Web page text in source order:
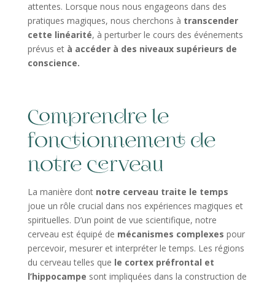
attentes. Lorsque nous nous engageons dans des
pratiques magiques, nous cherchons à transcender
cette linéarité, à perturber le cours des événements
prévus et à accéder à des niveaux supérieurs de
conscience.
Comprendre le
fonctionnement de
notre cerveau
La manière dont notre cerveau traite le temps
joue un rôle crucial dans nos expériences magiques et
spirituelles. D’un point de vue scientifique, notre
cerveau est équipé de mécanismes complexes pour
percevoir, mesurer et interpréter le temps. Les régions
du cerveau telles que le cortex préfrontal et
l’hippocampe sont impliquées dans la construction de